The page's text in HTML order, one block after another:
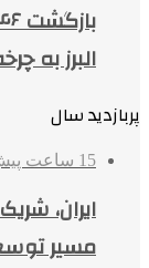
البرز به
پربازدید سال
15 ساعت پیش
ایران،
مسیر